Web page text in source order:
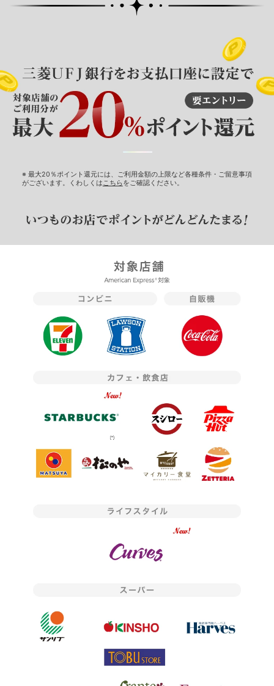
※ 最大20％ポイント還元には、ご利用金額の上限など各種条件・ご留意事項
がございます。くわしくはこちらをご確認ください。